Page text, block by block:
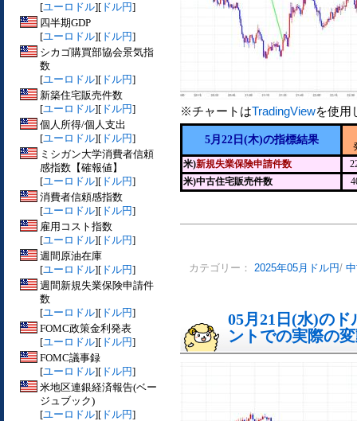
[ユーロドル][ ドル円]
四半期GDP
[ユーロドル][ ドル円]
シカゴ購買部協会景気指
数
[ユーロドル][ ドル円]
新築住宅販売件数
[ユーロドル][ ドル円]
個人所得/個人支出
[ユーロドル][ ドル円]
ミシガン大学消費者信頼
感指数【確報値】
[ユーロドル][ ドル円]
消費者信頼感指数
[ユーロドル][ ドル円]
雇用コスト指数
[ユーロドル][ ドル円]
週間原油在庫
[ユーロドル][ ドル円]
週間新規失業保険申請件
数
[ユーロドル][ ドル円]
FOMC政策金利発表
[ユーロドル][ ドル円]
FOMC議事録
[ユーロドル][ ドル円]
米地区連銀経済報告(ベー
ジュブック)
[ユーロドル][ ドル円]
※チャートはTradingViewを使用
5月22日(木)の指標結果
米)新規失業保険申請件数
米)中古住宅販売件数
カテゴリー： 2025年05月ドル円/
05月21日(水)の
ントでの実際の